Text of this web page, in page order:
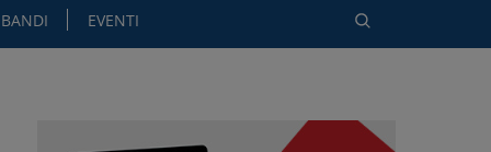
BANDI EVENTI